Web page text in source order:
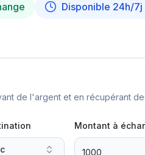
Disponible 24h/
de l'argent et en récupérant
Montant à